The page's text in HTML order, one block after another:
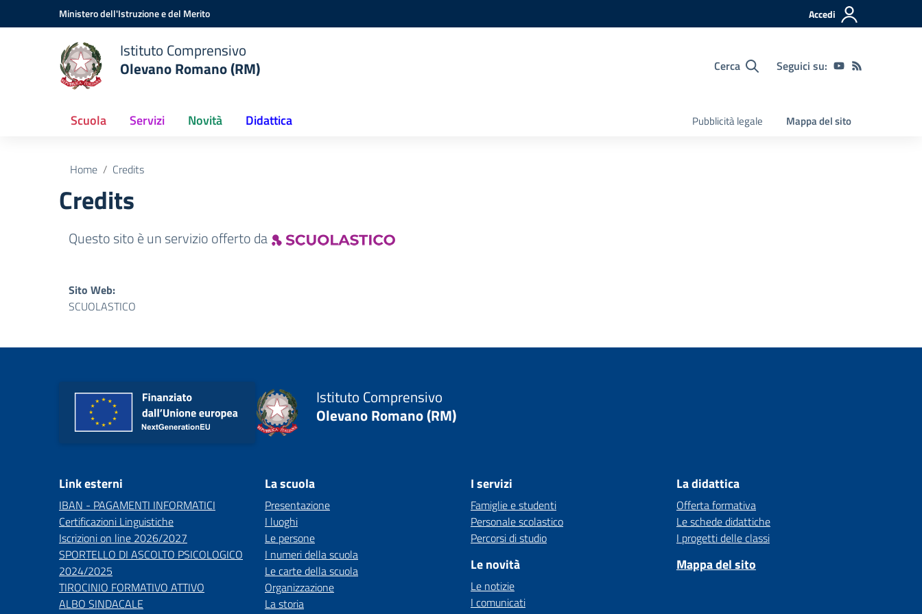
Vai ai contenuti
Vai al menu di navigazioneMinistero dell'Istruzione e del Merito Accedi
Istituto Comprensivo
Olevano Romano (RM)
Cerca Seguici su:
Scuola Servizi Novità Didattica Pubblicità legale Mappa del sito
Home Credits
Credits
Questo sito è un servizio offerto da
Sito Web:
SCUOLASTICO
Istituto Comprensivo
Olevano Romano (RM)
Link esterni
IBAN - PAGAMENTI INFORMATICI
Certificazioni Linguistiche
Iscrizioni on line 2026/2027
SPORTELLO DI ASCOLTO PSICOLOGICO
2024/2025
TIROCINIO FORMATIVO ATTIVO
ALBO SINDACALE
La scuola
Presentazione
I luoghi
Le persone
I numeri della scuola
Le carte della scuola
Organizzazione
La storia
I servizi
Famiglie e studenti
Personale scolastico
Percorsi di studio
Le novità
Le notizie
I comunicati
La didattica
Offerta formativa
Le schede didattiche
I progetti delle classi
Mappa del sito